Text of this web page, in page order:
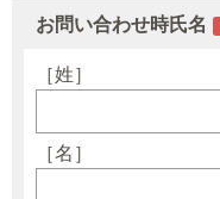
お問い合わせ時氏名
［姓］
［名］